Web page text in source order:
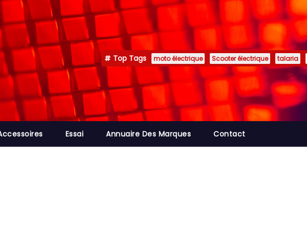
Top Tags moto électrique Scooter électrique talaria
Essai Annuaire Des Marques Contact